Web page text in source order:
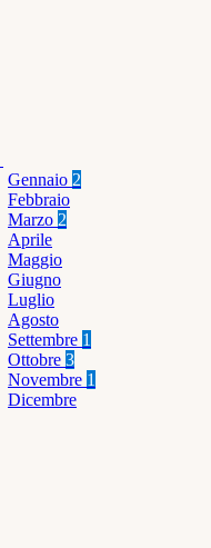
Gennaio 2
Febbraio
Marzo 2
Aprile
Maggio
Giugno
Luglio
Agosto
Settembre 1
Ottobre 3
Novembre 1
Dicembre